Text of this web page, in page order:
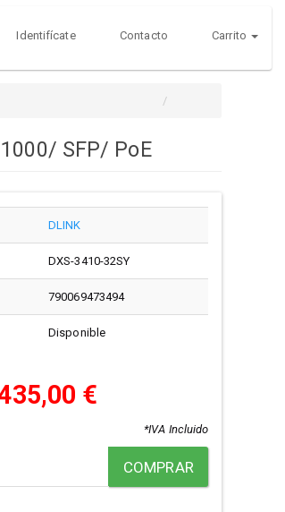
Identifícate Contacto Carrito
SFP/ PoE
DLINK
DXS-3410-32SY
790069473494
Disponible
€
*IVA Incluido
COMPRAR